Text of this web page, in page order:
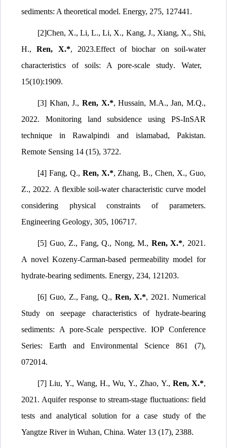
sediments: A theoretical model. Energy, 275, 127441.
[2]Chen, X., Li, L., Li, X., Kang, J., Xiang, X., Shi,
H.,Ren, X.*, 2023.Effect ofbiochar on soil-water
characteristics of soils: Apore-scalestudy. Water,
15(10):1909.
[3] Khan, J., Ren, X.*, Hussain, M.A., Jan, M.Q.,
2022. Monitoring land subsidence using PS-InSAR
technique in Rawalpindi and islamabad, Pakistan.
Remote Sensing 14 (15), 3722.
[4] Fang, Q., Ren, X.*, Zhang, B., Chen, X., Guo,
Z., 2022. A flexible soil-water characteristic curve model
considering physical constraints of parameters.
Engineering Geology, 305, 106717.
[5] Guo, Z., Fang, Q., Nong, M., Ren, X.*, 2021.
A novel Kozeny-Carman-based permeability model for
hydrate-bearing sediments. Energy, 234, 121203.
[6] Guo, Z., Fang, Q., Ren, X.*, 2021. Numerical
Study onseepage characteristics of hydrate-bearing
sediments: Apore-Scale perspective.IOP Conference
Series: Earth and Environmental Science 861 (7),
072014.
[7] Liu,Y.,Wang,H., Wu, Y., Zhao, Y., Ren, X.*,
2021. Aquifer response to stream-stage fluctuations: field
tests and analytical solution for a case study of the
Yangtze River in Wuhan, China.Water 13 (17), 2388.